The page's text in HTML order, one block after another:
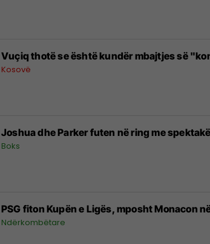
Vuçiq thotë se është kundër mbajtjes së
Kosovë
Joshua dhe Parker futen në ring me
Boks
PSG fiton Kupën e Ligës, mposht Monacon
Ndërkombëtare